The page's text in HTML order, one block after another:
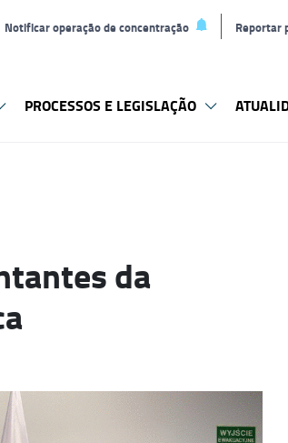
Notificar operação de concentração Reportar
PROCESSOS E LEGISLAÇÃO
da